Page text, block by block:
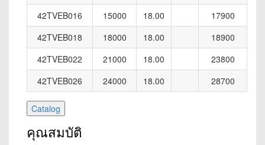
42TVEB016
15000 18.00
17900
42TVEB018
18000 18.00
18900
42TVEB022
21000 18.00
23800
42TVEB026
24000 18.00 28700
คุณสมบัติ